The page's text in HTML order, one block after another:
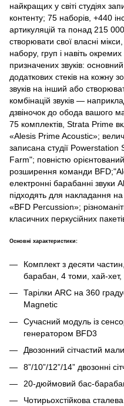
найкращих у світі студіях
контенту; 75 наборів, +440
артикуляцій та понад 215
створювати свої власні
набору, груп і навіть
призначених звуків:
додаткових стеків на кожну
звуків на інший або
комбінацій звуків —
дзвіночок до обода вашого
75 комплектів, Strata Prime
«Alesis Prime Acoustic»;
записана студії Powerstation
Farm"; повністю
розширення команди
електронні барабанні звуки
підходять для накладання
«BFD Percussion»;
класичних перкусійних
Основні характеристики:
Комплект з десяти
барабан, 4 томи, хай-хет,
Тарілки ARC на 360
Magnetic
Сучасний модуль із
генератором BFD3
Двозонний сітчастий
8”/10”/12”/14” двозонні
20-дюймовий бас-
Чотирьохстійкова